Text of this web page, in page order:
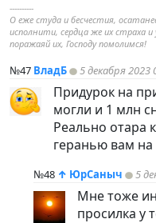
----------
О еже студа и бесчестия,
исполнити, сердца же их страха и
поражаяй их, Господу помолимся!
№47 ВладБ 5 декабря 2023
Придурок на
могли и 1 млн
Реально отара
геранью вам на
№48 ↑ ЮрСаныч 5
Мне тоже
просилка у